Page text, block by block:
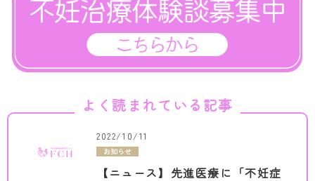
よく読まれている記事
2022/10/11
お知らせ
【ニュース】先進医療に「不妊症